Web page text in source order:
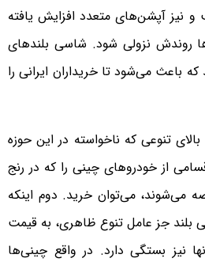
نیز آپشن‌های متعدد افزایش یافته
روندش نزولی شود. شاسی بلندهای
باعث می‌شود تا خریداران ایرانی‌ را
تنوعی که ناخواسته در این حوزه
از خودروهای چینی را که در رنج
عرضه می‌شوند، می‌توان خرید. دوم اینکه
جز عامل تنوع ظاهری، به قیمت
نیز بستگی دارد. در واقع چینی‌ها